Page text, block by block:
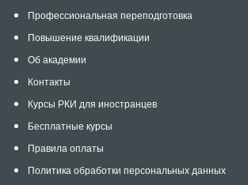
Профессиональная переподготовка
Повышение квалификации
Об академии
Контакты
Курсы РКИ для иностранцев
Бесплатные курсы
Правила оплаты
Политика обработки персональных данных